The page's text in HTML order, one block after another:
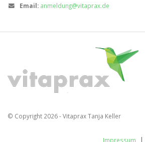
Email: anmeldung@vitaprax.de
© Copyright 2026 - Vitaprax Tanja Keller
Impressum